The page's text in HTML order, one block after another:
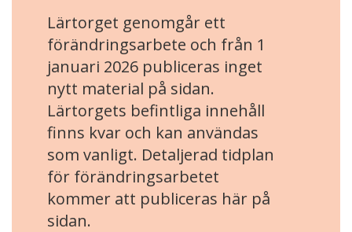
Lärtorget genomgår ett
förändringsarbete och från 1
januari 2026 publiceras inget
nytt material på sidan.
Lärtorgets befintliga innehåll
finns kvar och kan användas
som vanligt. Detaljerad tidplan
för förändringsarbetet
kommer att publiceras här på
sidan.